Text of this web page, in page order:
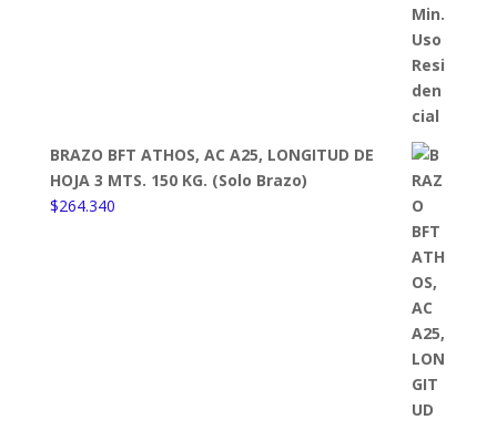
BRAZO BFT ATHOS, AC A25, LONGITUD DE
HOJA 3 MTS. 150 KG. (Solo Brazo)
$264.340